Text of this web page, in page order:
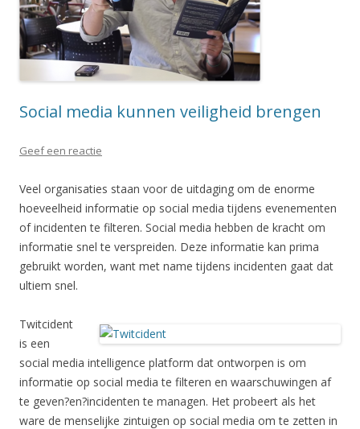
Social media kunnen veiligheid brengen
Geef een reactie
Veel organisaties staan voor de uitdaging om de enorme
hoeveelheid informatie op social media tijdens evenementen
of incidenten te filteren. Social media hebben de kracht om
informatie snel te verspreiden. Deze informatie kan prima
gebruikt worden, want met name tijdens incidenten gaat dat
ultiem snel.
Twitcident
is een
social media intelligence platform dat ontworpen is om
informatie op social media te filteren en waarschuwingen af
te geven?en?incidenten te managen. Het probeert als het
ware de menselijke zintuigen op social media om te zetten in